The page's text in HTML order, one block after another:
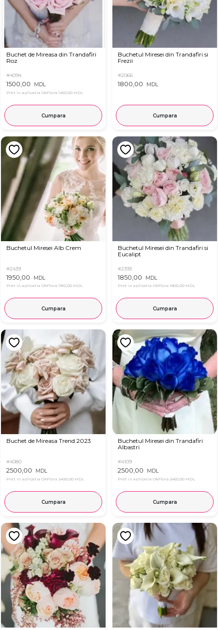
Buchet de Mireasa din Trandafiri
Roz
#4094
1500,00 MDL
Pret in aplicatia OkFlora 1450,00 MDL
Cumpara
Buchetul Miresei din Trandafiri si
Frezii
#2066
1800,00 MDL
Cumpara
Buchetul Miresei Alb Crem
#2439
1950,00 MDL
Pret in aplicatia OkFlora 1910,00 MDL
Cumpara
Buchetul Miresei din Trandafiri si
Eucalipt
#2393
1850,00 MDL
Pret in aplicatia OkFlora 1800,00 MDL
Cumpara
Buchet de Mireasa Trend 2023
#4080
2500,00 MDL
Pret in aplicatia OkFlora 2400,00 MDL
Cumpara
Buchetul Miresei din Trandafiri
Albastri
#4109
2500,00 MDL
Pret in aplicatia OkFlora 2450,00 MDL
Cumpara